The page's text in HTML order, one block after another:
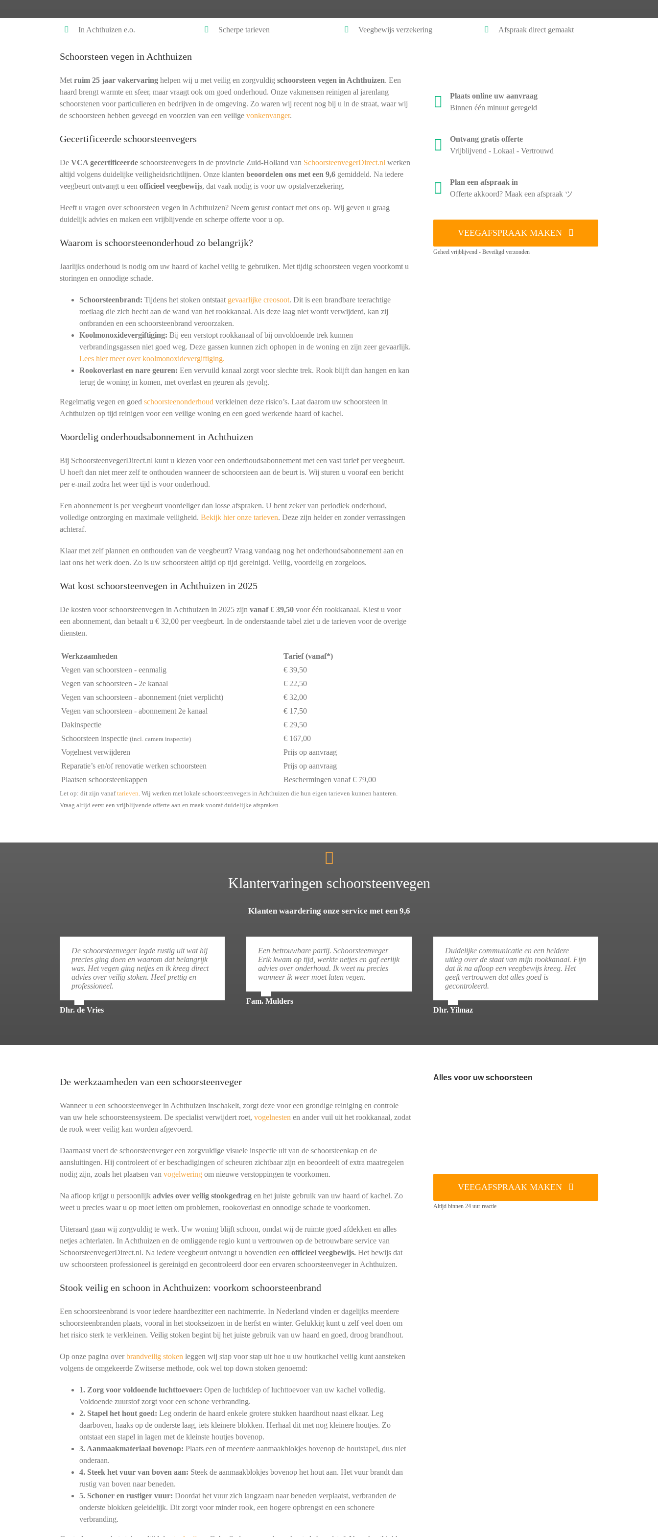
In Achthuizen e.o. Scherpe tarieven Veegbewijs verzekering Afspraak direct gemaakt
Schoorsteen vegen in Achthuizen
Met ruim 25 jaar vakervaringhelpen wij u met veilig en zorgvuldig schoorsteen vegen in Achthuizen. Een
haard brengt warmte en sfeer, maar vraagt ook om goed onderhoud. Onze vakmensen reinigen al jarenlang
schoorstenen voor particulieren en bedrijven in de omgeving. Zo waren wij recent nog bij u in de straat, waar wij
de schoorsteen hebben geveegd en voorzien van een veilige vonkenvanger.
Gecertificeerde schoorsteenvegers
De VCA gecertificeerdeschoorsteenvegers in de provincie Zuid-Holland van SchoorsteenvegerDirect.nl werken
altijd volgens duidelijke veiligheidsrichtlijnen. Onze klanten beoordelen ons met een 9,6gemiddeld. Na iedere
veegbeurt ontvangt u een officieel veegbewijs, dat vaak nodig is voor uw opstalverzekering.
Heeft u vragen over schoorsteen vegen in Achthuizen? Neem gerust contact met ons op. Wij geven u graag
duidelijk advies en maken een vrijblijvende en scherpe offerte voor u op.
Waarom is schoorsteenonderhoud zo belangrijk?
Jaarlijks onderhoud is nodig om uw haard of kachel veilig te gebruiken. Met tijdig schoorsteen vegen voorkomt u
storingen en onnodige schade.
Schoorsteenbrand: Tijdens het stoken ontstaat gevaarlijke creosoot. Dit is een brandbare teerachtige
roetlaag die zich hecht aan de wand van het rookkanaal. Als deze laag niet wordt verwijderd, kan zij
ontbranden en een schoorsteenbrand veroorzaken.
Koolmonoxidevergiftiging: Bij een verstopt rookkanaal of bij onvoldoende trek kunnen
verbrandingsgassen niet goed weg. Deze gassen kunnen zich ophopen in de woning en zijn zeer gevaarlijk.
Lees hier meer over koolmonoxidevergiftiging.
Rookoverlast en nare geuren: Een vervuild kanaal zorgt voor slechte trek. Rook blijft dan hangen en kan
terug de woning in komen, met overlast en geuren als gevolg.
Regelmatig vegen en goed schoorsteenonderhoud verkleinen deze risico’s. Laat daarom uw schoorsteen in
Achthuizen op tijd reinigen voor een veilige woning en een goed werkende haard of kachel.
Voordelig onderhoudsabonnement in Achthuizen
Bij SchoorsteenvegerDirect.nl kunt u kiezen voor een onderhoudsabonnement met een vast tarief per veegbeurt.
U hoeft dan niet meer zelf te onthouden wanneer de schoorsteen aan de beurt is. Wij sturen u vooraf een bericht
per e-mail zodra het weer tijd is voor onderhoud.
Een abonnement is per veegbeurt voordeliger dan losse afspraken. U bent zeker van periodiek onderhoud,
volledige ontzorging en maximale veiligheid. Bekijk hier onze tarieven. Deze zijn helder en zonder verrassingen
achteraf.
Klaar met zelf plannen en onthouden van de veegbeurt? Vraag vandaag nog het onderhoudsabonnement aan en
laat ons het werk doen. Zo is uw schoorsteen altijd op tijd gereinigd. Veilig, voordelig en zorgeloos.
Wat kost schoorsteenvegen in Achthuizen in 2025
De kosten voor schoorsteenvegen in Achthuizen in 2025 zijn vanaf € 39,50voor één rookkanaal. Kiest u voor
een abonnement, dan betaalt u € 32,00 per veegbeurt. In de onderstaande tabel ziet u de tarieven voor de overige
diensten.
Werkzaamheden
Tarief (vanaf*)
Vegen van schoorsteen - eenmalig
€ 39,50
Vegen van schoorsteen - 2e kanaal
€ 22,50
Vegen van schoorsteen - abonnement (niet verplicht)
€ 32,00
Vegen van schoorsteen - abonnement 2e kanaal
€ 17,50
Dakinspectie
€ 29,50
Schoorsteen inspectie (incl. camera inspectie)
€ 167,00
Vogelnest verwijderen
Prijs op aanvraag
Reparatie’s en/of renovatie werken schoorsteen
Prijs op aanvraag
Plaatsen schoorsteenkappen
Beschermingen vanaf € 79,00
Let op: dit zijn vanaftarieven . Wij werken met lokale schoorsteenvegers in Achthuizen die hun eigen tarieven kunnen hanteren.
Vraag altijd eerst een vrijblijvende offerte aan en maak vooraf duidelijke afspraken.
Plaats online uw aanvraag
Binnen één minuut geregeld
Ontvang gratis offerte
Vrijblijvend - Lokaal - Vertrouwd
Plan een afspraak in
Offerte akkoord? Maak een afspraak ツ
VEEGAFSPRAAK MAKEN
Geheel vrijblijvend - Beveiligd verzonden
Klantervaringen schoorsteenvegen
Klanten waardering onze service met een 9,6
De schoorsteenveger legde rustig uit wat hij
precies ging doen en waarom dat belangrijk
was. Het vegen ging netjes en ik kreeg direct
advies over veilig stoken. Heel prettig en
professioneel.
Dhr. de Vries
Een betrouwbare partij. Schoorsteenveger
Erik kwam op tijd, werkte netjes en gaf eerlijk
advies over onderhoud. Ik weet nu precies
wanneer ik weer moet laten vegen.
Fam. Mulders
Duidelijke communicatie en een heldere
uitleg over de staat van mijn rookkanaal. Fijn
dat ik na afloop een veegbewijs kreeg. Het
geeft vertrouwen dat alles goed is
gecontroleerd.
Dhr. Yilmaz
De werkzaamheden van een schoorsteenveger
Wanneer u een schoorsteenveger in Achthuizen inschakelt, zorgt deze voor een grondige reiniging en controle
van uw hele schoorsteensysteem. De specialist verwijdert roet, vogelnesten en ander vuil uit het rookkanaal, zodat
de rook weer veilig kan worden afgevoerd.
Daarnaast voert de schoorsteenveger een zorgvuldige visuele inspectie uit van de schoorsteenkap en de
aansluitingen. Hij controleert of er beschadigingen of scheuren zichtbaar zijn en beoordeelt of extra maatregelen
nodig zijn, zoals het plaatsen van vogelweringom nieuwe verstoppingen te voorkomen.
Na afloop krijgt u persoonlijk advies over veilig stookgedragen het juiste gebruik van uw haard of kachel. Zo
weet u precies waar u op moet letten om problemen, rookoverlast en onnodige schade te voorkomen.
Uiteraard gaan wij zorgvuldig te werk. Uw woning blijft schoon, omdat wij de ruimte goed afdekken en alles
netjes achterlaten. In Achthuizen en de omliggende regio kunt u vertrouwen op de betrouwbare service van
SchoorsteenvegerDirect.nl. Na iedere veegbeurt ontvangt u bovendien een officieel veegbewijs. Het bewijs dat
uw schoorsteen professioneel is gereinigd en gecontroleerd door een ervaren schoorsteenveger in Achthuizen.
Stook veilig en schoon in Achthuizen: voorkom schoorsteenbrand
Een schoorsteenbrand is voor iedere haardbezitter een nachtmerrie. In Nederland vinden er dagelijks meerdere
schoorsteenbranden plaats, vooral in het stookseizoen in de herfst en winter. Gelukkig kunt u zelf veel doen om
het risico sterk te verkleinen. Veilig stoken begint bij het juiste gebruik van uw haard en goed, droog brandhout.
Op onze pagina overbrandveilig stoken leggen wij stap voor stap uit hoe u uw houtkachel veilig kunt aansteken
volgens de omgekeerde Zwitserse methode, ook wel top down stoken genoemd:
1. Zorg voor voldoende luchttoevoer: Open de luchtklep of luchttoevoer van uw kachel volledig.
Voldoende zuurstof zorgt voor een schone verbranding.
2. Stapel het hout goed: Leg onderin de haard enkele grotere stukken haardhout naast elkaar. Leg
daarboven, haaks op de onderste laag, iets kleinere blokken. Herhaal dit met nog kleinere houtjes. Zo
ontstaat een stapel in lagen met de kleinste houtjes bovenop.
3. Aanmaakmateriaal bovenop: Plaats een of meerdere aanmaakblokjes bovenop de houtstapel, dus niet
onderaan.
4. Steek het vuur van boven aan: Steek de aanmaakblokjes bovenop het hout aan. Het vuur brandt dan
rustig van boven naar beneden.
5. Schoner en rustiger vuur: Doordat het vuur zich langzaam naar beneden verplaatst, verbranden de
onderste blokken geleidelijk. Dit zorgt voor minder rook, een hogere opbrengst en een schonere
verbranding.
Alles voor uw schoorsteen
VEEGAFSPRAAK MAKEN
Altijd binnen 24 uur reactie